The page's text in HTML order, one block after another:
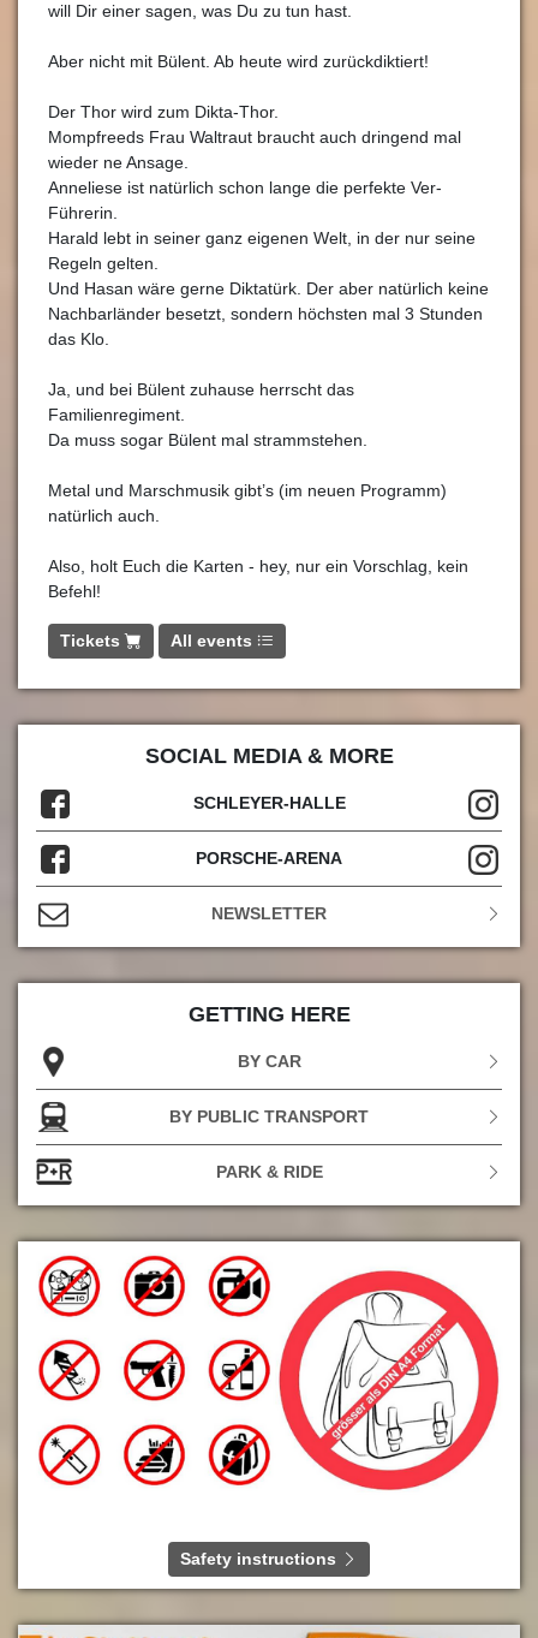
will Dir einer sagen, was Du zu tun hast.
Aber nicht mit Bülent. Ab heute wird zurückdiktiert!
Der Thor wird zum Dikta-Thor.
Mompfreeds Frau Waltraut braucht auch dringend mal
wieder ne Ansage.
Anneliese ist natürlich schon lange die perfekte Ver-
Führerin.
Harald lebt in seiner ganz eigenen Welt, in der nur seine
Regeln gelten.
Und Hasan wäre gerne Diktatürk. Der aber natürlich keine
Nachbarländer besetzt, sondern höchsten mal 3 Stunden
das Klo.
Ja, und bei Bülent zuhause herrscht das
Familienregiment.
Da muss sogar Bülent mal strammstehen.
Metal und Marschmusik gibt’s (im neuen Programm)
natürlich auch.
Also, holt Euch die Karten - hey, nur ein Vorschlag, kein
Befehl!
Tickets All events
SOCIAL MEDIA & MORE
SCHLEYER-HALLE
PORSCHE-ARENA
NEWSLETTER
GETTING HERE
BY CAR
BY PUBLIC TRANSPORT
PARK & RIDE
Safety instructions